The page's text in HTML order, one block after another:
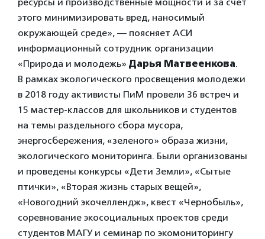
этого минимизировать вред, наносимый
окружающей среде», — поясняет АСИ
информационный сотрудник организации
«Природа и молодежь» Дарья Матвеенкова.
В рамках экологического просвещения молодежи
в 2018 году активисты ПиМ провели 36 встреч и
15 мастер-классов для школьников и студентов
на темы раздельного сбора мусора,
энергосбережения, «зеленого» образа жизни,
экологического мониторинга. Были организованы
и проведены конкурсы «Дети Земли», «Сытые
птички», «Вторая жизнь старых вещей»,
«Новогодний экочеллендж», квест «Чернобыль»,
соревнование экосоциальных проектов среди
студентов МАГУ и семинар по экомониторингу